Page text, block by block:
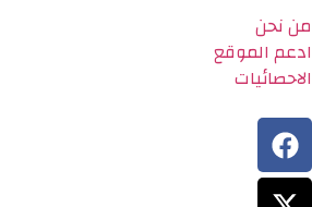
من نحن
ادعم الموقع
الاحصائيات